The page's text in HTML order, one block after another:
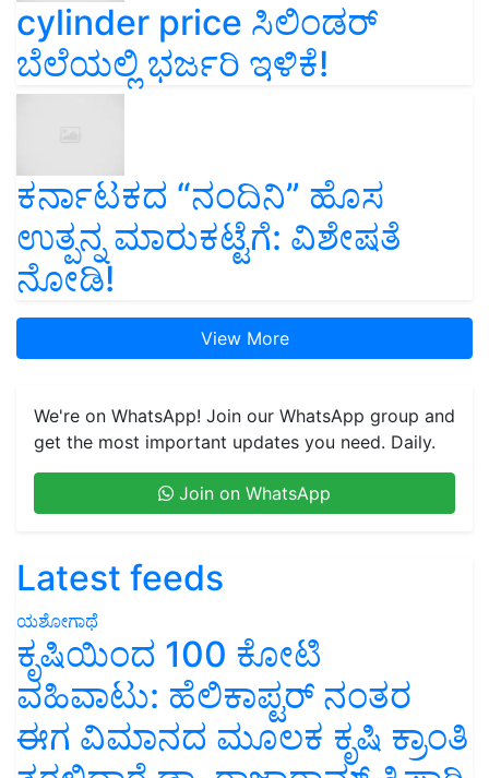
cylinder price ಸಿಲಿಂಡರ್‌
ಬೆಲೆಯಲ್ಲಿ ಭರ್ಜರಿ ಇಳಿಕೆ!
ಕರ್ನಾಟಕದ “ನಂದಿನಿ” ಹೊಸ
ಉತ್ಪನ್ನ ಮಾರುಕಟ್ಟೆಗೆ: ವಿಶೇಷತೆ
ನೋಡಿ!
View More
We're on WhatsApp! Join our WhatsApp group and
get the most important updates you need. Daily.
Join on WhatsApp
Latest feeds
ಯಶೋಗಾಥೆ
ಕೃಷಿಯಿಂದ 100 ಕೋಟಿ
ವಹಿವಾಟು: ಹೆಲಿಕಾಪ್ಟರ್ ನಂತರ
ಈಗ ವಿಮಾನದ ಮೂಲಕ ಕೃಷಿ ಕ್ರಾಂತಿ